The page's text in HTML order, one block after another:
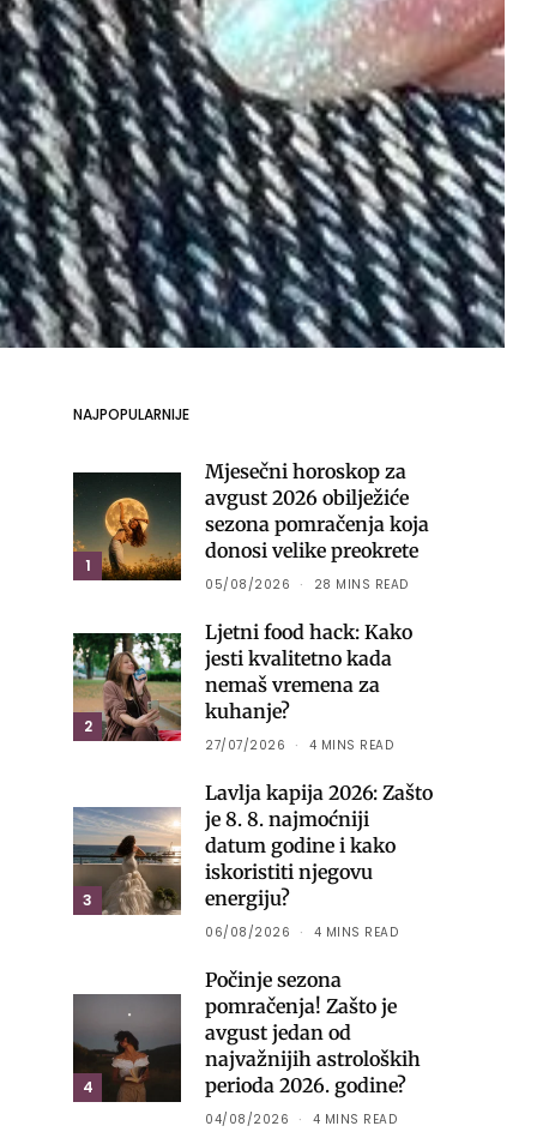
NAJPOPULARNIJE
1
Mjesečni horoskop za
avgust 2026 obilježiće
sezona pomračenja koja
donosi velike preokrete
05/08/2026 28 MINS READ
2
Ljetni food hack: Kako
jesti kvalitetno kada
nemaš vremena za
kuhanje?
27/07/2026 4 MINS READ
3
Lavlja kapija 2026: Zašto
je 8. 8. najmoćniji
datum godine i kako
iskoristiti njegovu
energiju?
06/08/2026 4 MINS READ
4
Počinje sezona
pomračenja! Zašto je
avgust jedan od
najvažnijih astroloških
perioda 2026. godine?
04/08/2026 4 MINS READ